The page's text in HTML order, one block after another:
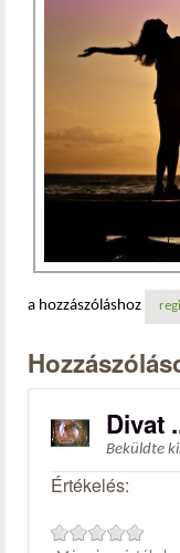
a hozzászóláshoz
Divat
Beküldte
Értékelés: